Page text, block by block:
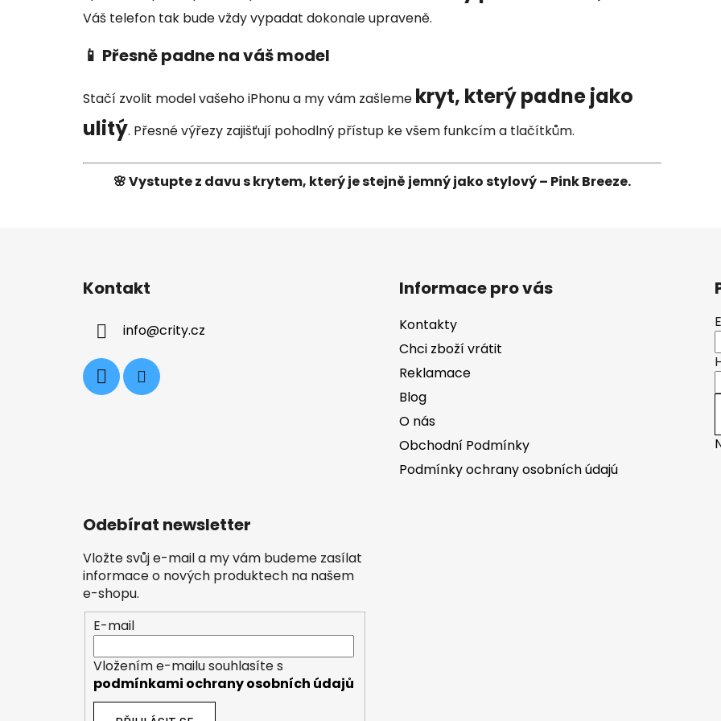
Váš telefon tak bude vždy vypadat dokonale upraveně.
📱 Přesně padne na váš model
Stačí zvolit model vašeho iPhonu a my vám zašleme kryt, který padne jako
ulitý. Přesné výřezy zajišťují pohodlný přístup ke všem funkcím a tlačítkům.
🌸 Vystupte z davu s krytem, který je stejně jemný jako stylový – Pink Breeze.
Kontakt
info@crity.cz
Informace pro vás
Kontakty
Chci zboží vrátit
Reklamace
Blog
O nás
Obchodní Podmínky
Podmínky ochrany osobních údajú
Odebírat newsletter
Vložte svůj e-mail a my vám budeme zasílat
informace o nových produktech na našem
e-shopu.
E-mail
Vložením e-mailu souhlasíte s
podmínkami ochrany osobních údajů